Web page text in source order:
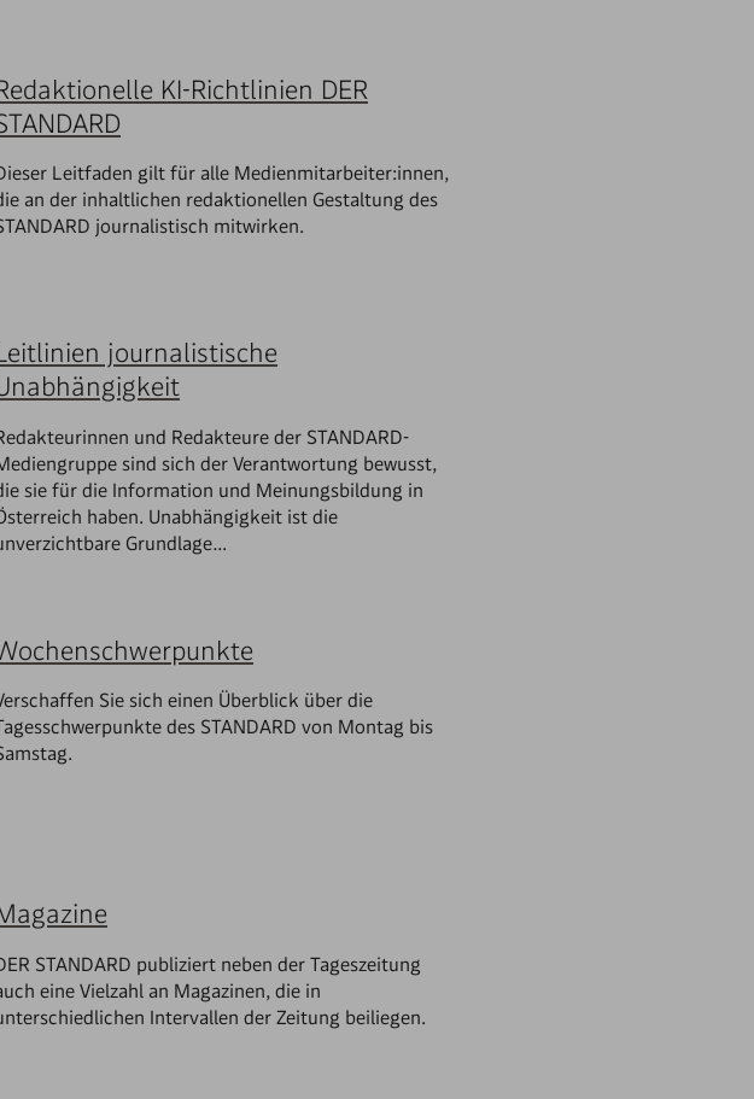
KI-Richtlinien DER
Leitfaden gilt für alle Medienmitarbeiter:innen,
an der inhaltlichen redaktionellen Gestaltung des
journalistisch mitwirken.
journalistische
und Redakteure der STANDARD-
sind sich der Verantwortung bewusst,
sie für die Information und Meinungsbildung in
haben. Unabhängigkeit ist die
Grundlage…
Sie sich einen Überblick über die
des STANDARD von Montag bis
STANDARD publiziert neben der Tageszeitung
eine Vielzahl an Magazinen, die in
Intervallen der Zeitung beiliegen.